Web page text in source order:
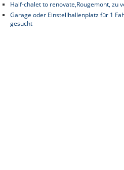
Half-chalet to renovate,Rougemont, zu
Garage oder Einstellhallenplatz für 1
gesucht